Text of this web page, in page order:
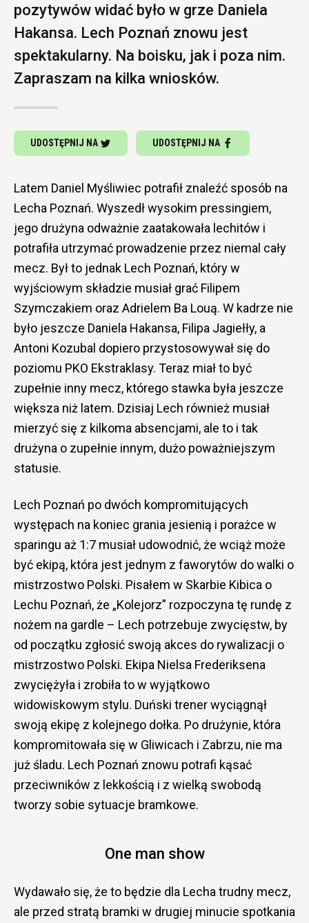
pozytywów widać było w grze Daniela
Hakansa. Lech Poznań znowu jest
spektakularny. Na boisku, jak i poza nim.
Zapraszam na kilka wniosków.
UDOSTĘPNIJ NA UDOSTĘPNIJ NA
Latem Daniel Myśliwiec potrafił znaleźć sposób na
Lecha Poznań. Wyszedł wysokim pressingiem,
jego drużyna odważnie zaatakowała lechitów i
potrafiła utrzymać prowadzenie przez niemal cały
mecz. Był to jednak Lech Poznań, który w
wyjściowym składzie musiał grać Filipem
Szymczakiem oraz Adrielem Ba Louą. W kadrze nie
było jeszcze Daniela Hakansa, Filipa Jagiełły, a
Antoni Kozubal dopiero przystosowywał się do
poziomu PKO Ekstraklasy. Teraz miał to być
zupełnie inny mecz, którego stawka była jeszcze
większa niż latem. Dzisiaj Lech również musiał
mierzyć się z kilkoma absencjami, ale to i tak
drużyna o zupełnie innym, dużo poważniejszym
statusie.
Lech Poznań po dwóch kompromitujących
występach na koniec grania jesienią i porażce w
sparingu aż 1:7 musiał udowodnić, że wciąż może
być ekipą, która jest jednym z faworytów do walki o
mistrzostwo Polski. Pisałem w Skarbie Kibica o
Lechu Poznań, że „Kolejorz” rozpoczyna tę rundę z
nożem na gardle – Lech potrzebuje zwycięstw, by
od początku zgłosić swoją akces do rywalizacji o
mistrzostwo Polski. Ekipa Nielsa Frederiksena
zwyciężyła i zrobiła to w wyjątkowo
widowiskowym stylu. Duński trener wyciągnął
swoją ekipę z kolejnego dołka. Po drużynie, która
kompromitowała się w Gliwicach i Zabrzu, nie ma
już śladu. Lech Poznań znowu potrafi kąsać
przeciwników z lekkością i z wielką swobodą
tworzy sobie sytuacje bramkowe.
One man show
Wydawało się, że to będzie dla Lecha trudny mecz,
ale przed stratą bramki w drugiej minucie spotkania